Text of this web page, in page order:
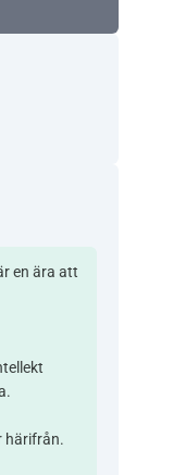
en ära att
härifrån.